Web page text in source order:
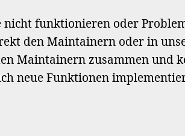
funktionieren oder
den Maintainern oder in
Maintainern zusammen und
neue Funktionen